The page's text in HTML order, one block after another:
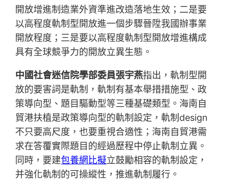
開放增進制造業外資準進改造落地生效；二是要
以高程度軌制型開放進一個步驟晉陞我國辦事業
開放程度；三是要以高程度軌制型開放增進構成
具有全球競爭力的開放立異生態。
中國社會迷信院學部委員張宇燕指出，軌制型開
放的要害詞是軌制，軌制有基本舉措措施型、政
策導向型、題目驅動型等三種基礎類型。海南自
貿港扶植是政策導向型的軌制設定，軌制design
不只要高尺度，也要重視合適性；海南自貿港需
求在答覆實際題目的經過歷程中停止軌制立異。
同時，要建包養網比擬立鼓勵相容的軌制設定，
并強化軌制的可操縱性，推進軌制履行。